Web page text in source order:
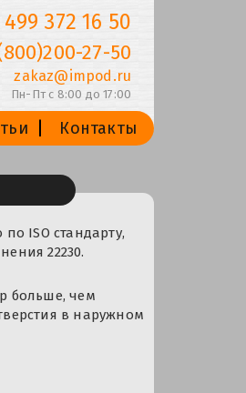
499 372 16 50
27-50
zakaz@impod.ru
Пн-Пт с 8:00 до 17:00
Контакты
ISO стандарту,
22230.
больше, чем
в наружном